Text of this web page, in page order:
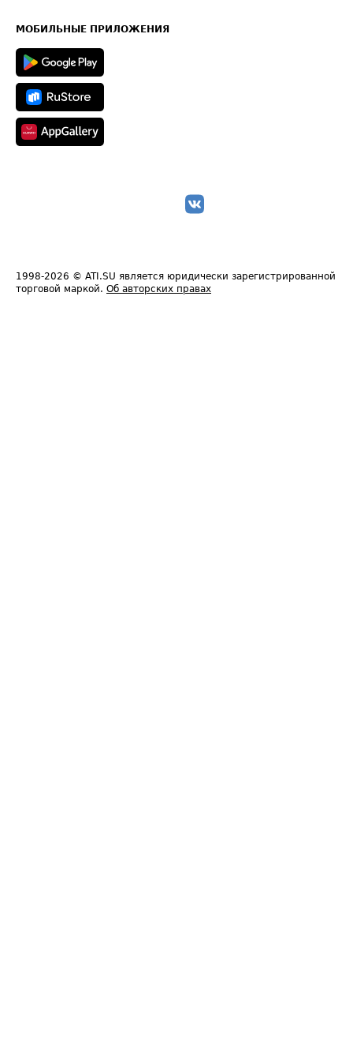
Техническая информация
МОБИЛЬНЫЕ ПРИЛОЖЕНИЯ
1998-2026 © ATI.SU является юридически зарегистрированной
торговой маркой. Об авторских правах